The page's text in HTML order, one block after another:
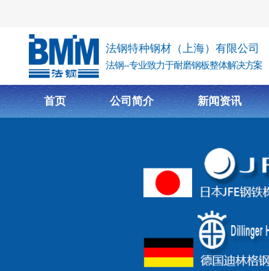
法钢特种钢材（上海）有限公司
法钢--专业致力于耐磨钢板整体解决方案
首页 公司简介 新闻资讯